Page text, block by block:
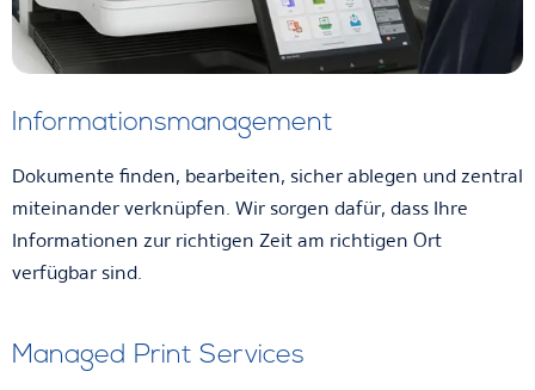
Informationsmanagement
Dokumente finden, bearbeiten, sicher ablegen und zentral
miteinander verknüpfen. Wir sorgen dafür, dass Ihre
Informationen zur richtigen Zeit am richtigen Ort
verfügbar sind.
Managed Print Services